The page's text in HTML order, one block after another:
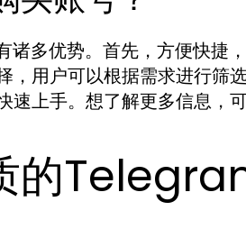
多优势。首先，方便快捷
，用户可以根据需求进行筛
速上手。想了解更多信息，
的